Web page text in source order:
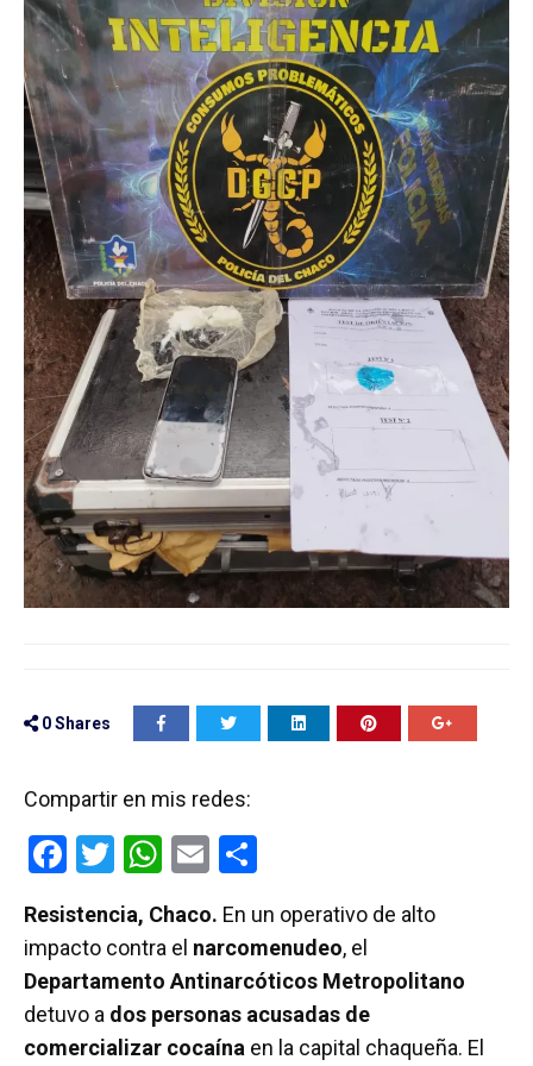
0Shares
Compartir en mis redes:
F
ce
b
o
o
T
tt
er
W
at
s
A
p
E
ail m
p
ar
tir
Resistencia, Chaco. En un operativo de alto
impacto contra el narcomenudeo, el
Departamento Antinarcóticos Metropolitano
detuvo a dos personas acusadas de
comercializar cocaína en la capital chaqueña. El